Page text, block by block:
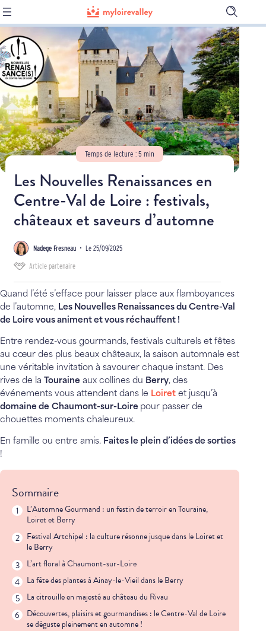
Ouvrir
la
barre
de
Temps de lecture : 5 min
Les Nouvelles Renaissances en
Centre-Val de Loire : festivals,
châteaux et saveurs d’automne
Nadege Fresneau • Le 25/09/2025
Article partenaire
Quand l’été s’efface pour laisser place aux flamboyances
de l’automne, Les Nouvelles Renaissances du Centre-Val
de Loire vous animent et vous réchauffent !
Entre rendez-vous gourmands, festivals culturels et fêtes
au cœur des plus beaux châteaux, la saison automnale est
une véritable invitation à savourer chaque instant. Des
rives de la Touraine aux collines du Berry, des
événements vous attendent dans le Loiret et jusqu’à
domaine de Chaumont-sur-Loire pour passer de
chouettes moments chaleureux.
En famille ou entre amis. Faites le plein d’idées de sorties
!
Sommaire
L’Automne Gourmand : un festin de terroir en Touraine,
Loiret et Berry
Festival Artchipel : la culture résonne jusque dans le Loiret et
le Berry
L’art floral à Chaumont-sur-Loire
La fête des plantes à Ainay-le-Vieil dans le Berry
La citrouille en majesté au château du Rivau
Découvertes, plaisirs et gourmandises : le Centre-Val de Loire
se déguste pleinement en automne !